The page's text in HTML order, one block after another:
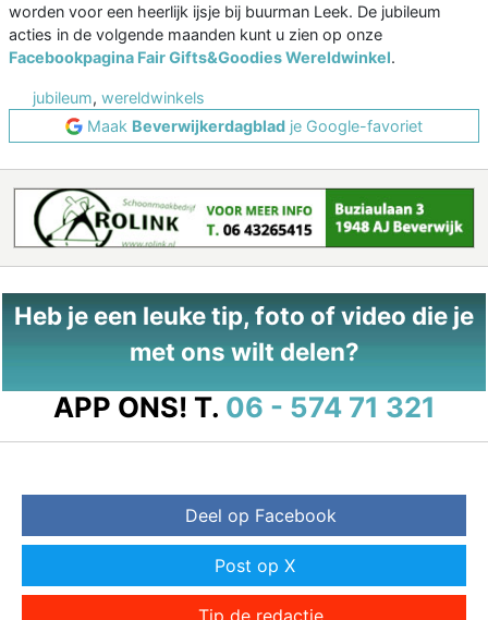
worden voor een heerlijk ijsje bij buurman Leek. De jubileum
acties in de volgende maanden kunt u zien op onze
Facebookpagina Fair Gifts&Goodies Wereldwinkel.
jubileum, wereldwinkels
Maak Beverwijkerdagblad je Google-favoriet
Heb je een leuke tip, foto of video die je
met ons wilt delen?
APP ONS! T. 06 - 574 71 321
Deel op Facebook
Post op X